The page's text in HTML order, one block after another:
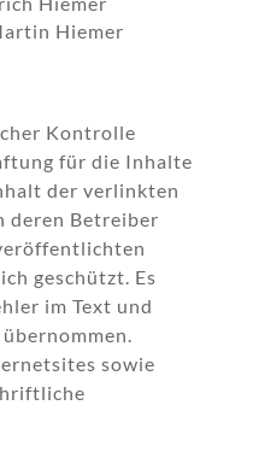
Hiemer
Kontrolle
für die Inhalte
der verlinkten
deren Betreiber
geschützt. Es
im Text und
sowie